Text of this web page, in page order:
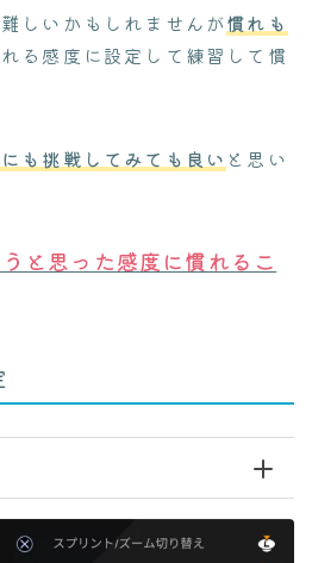
しいかもしれませんが慣れも
る感度に設定して練習して慣
も挑戦してみても良い と思い
と思った感度に慣れるこ